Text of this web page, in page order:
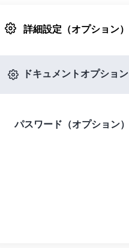
詳細設定（オプション）
ドキュメントオプション
パスワード（オプション）